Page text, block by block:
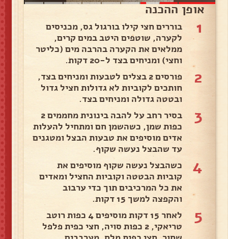
אופן ההכנה
1
בוררים חצי קילו בורגול גס, מכניסים
לקערה, שוטפים היטב במים קרים,
ממלאים את הקערה בהרבה מים (כליטר
וחצי) ומניחים בצד ל-20 דקות.
2
פורסים 2 בצלים לטבעות ומניחים בצד,
חותכים לקוביות לא גדולות חציל גדול
ובטטה גדולה ומניחים בצד.
3
בסיר רחב על להבה בינונית מחממים 2
כפות שמן, כשהשמן חם ומתחיל להעלות
אדים מוסיפים את טבעות הבצל ומטגנים
עד שהבצל נעשה שקוף.
4
כשהבצל נעשה שקוף מוסיפים את
קוביות הבטטה וקוביות החציל ומאדים
את כל המרכיבים תוך כדי ערבוב
והקפצה למשך 15 דקות.
5
לאחר 15 דקות מוסיפים 4 כפות רוטב
טריאקי, 2 כפות סויה, חצי כפית פלפל